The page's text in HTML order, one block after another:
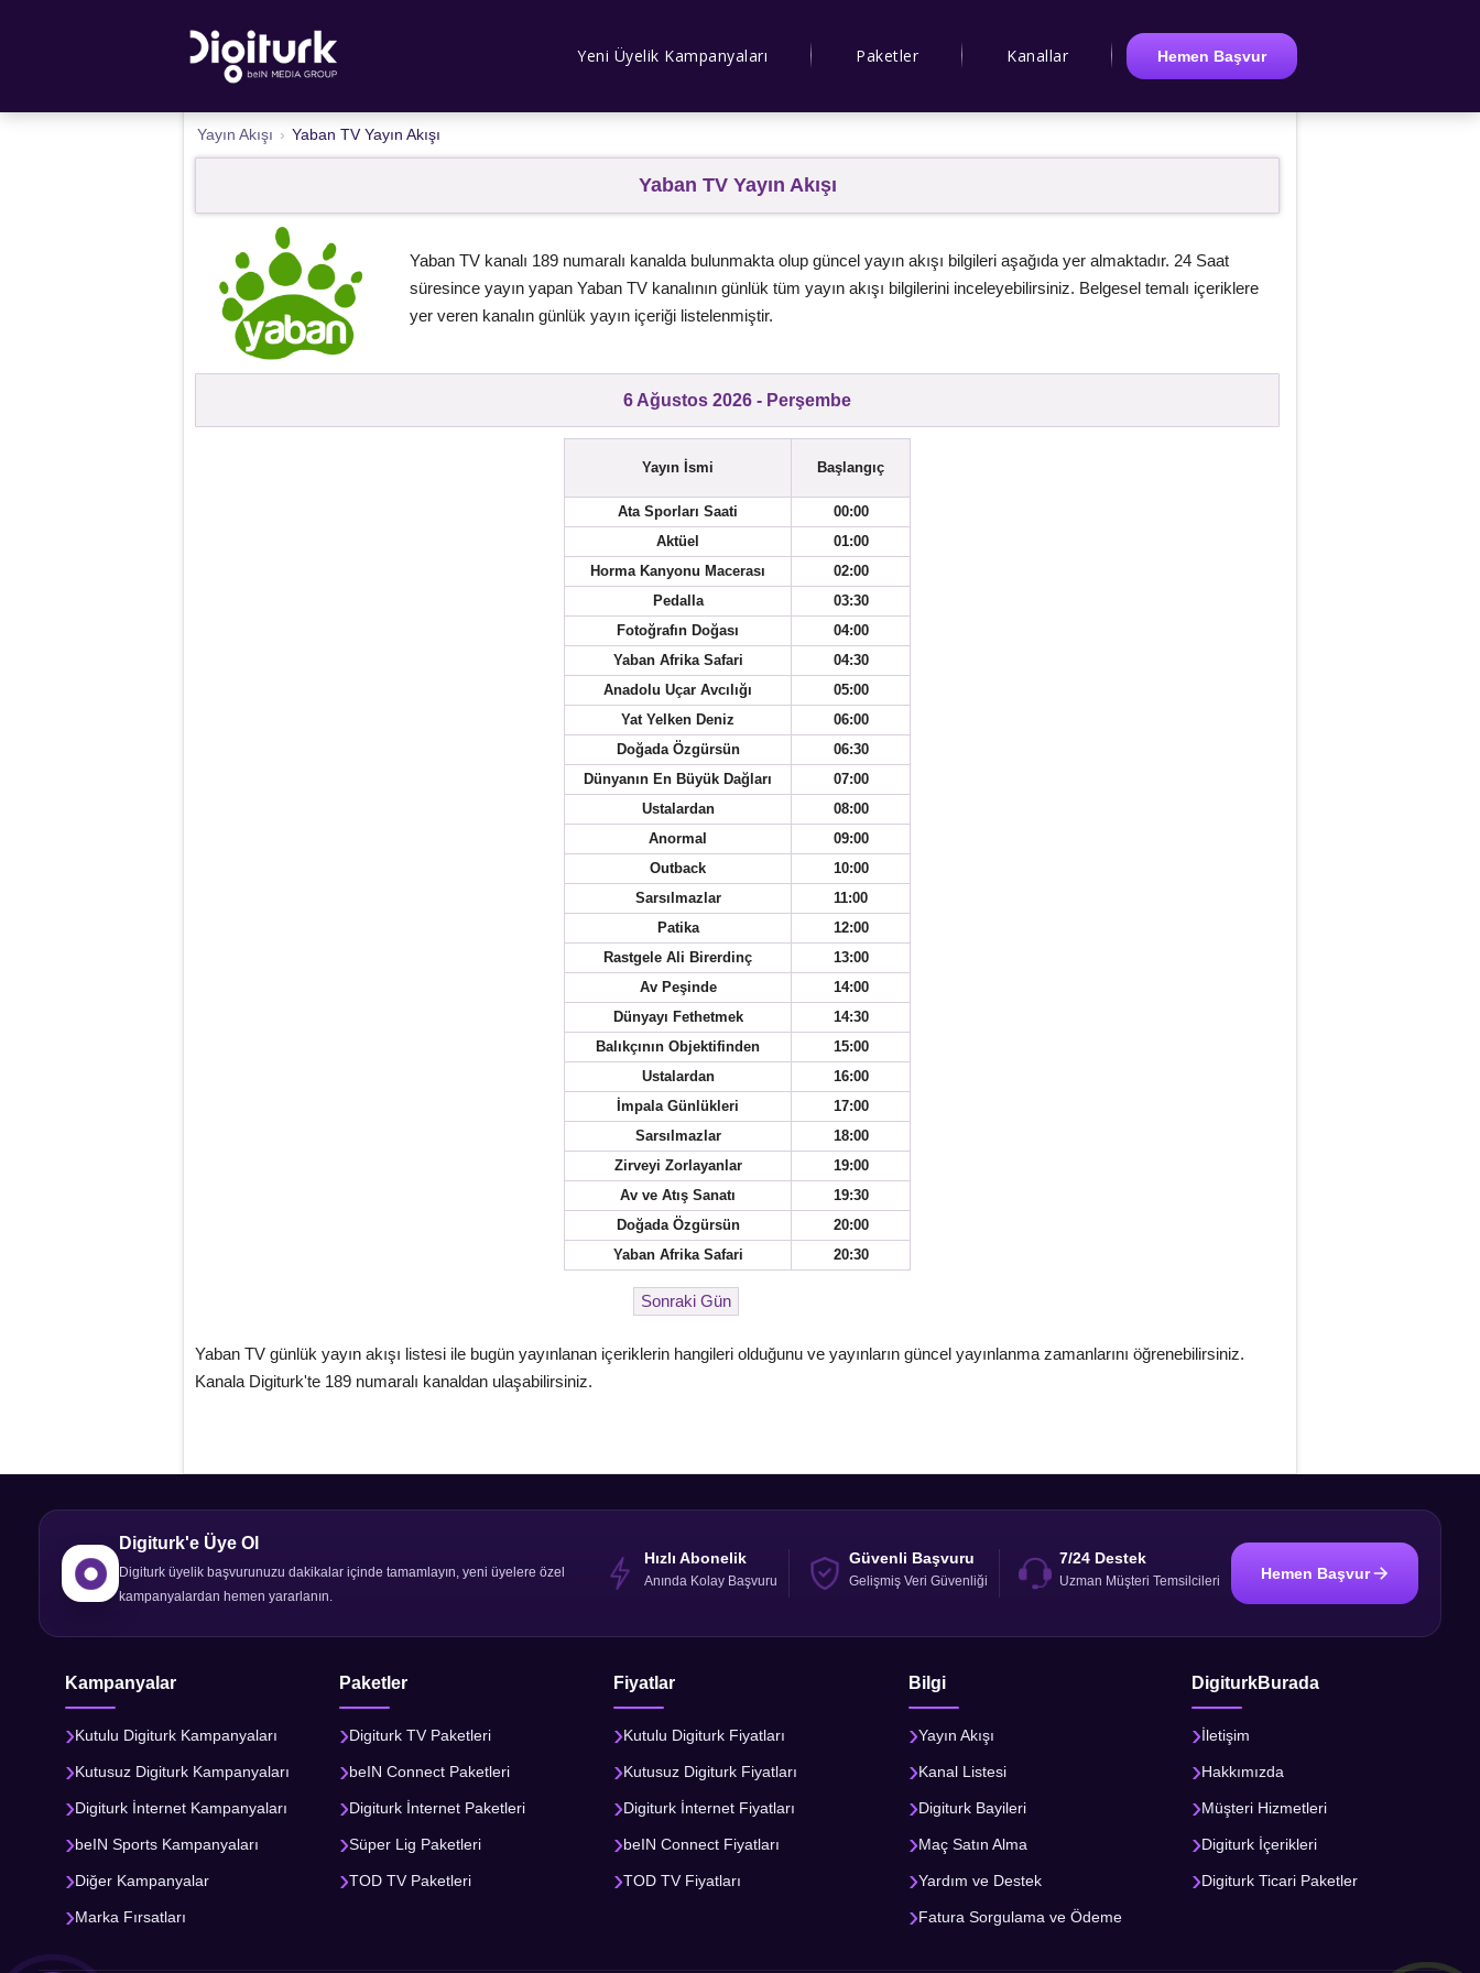
Yeni Üyelik Kampanyaları Paketler Kanallar Hemen Başvur
Yayın Akışı › Yaban TV Yayın Akışı
Yaban TV Yayın Akışı
Yaban TV kanalı 189 numaralı kanalda bulunmakta olup güncel yayın akışı bilgileri aşağıda yer almaktadır. 24 Saat
süresince yayın yapan Yaban TV kanalının günlük tüm yayın akışı bilgilerini inceleyebilirsiniz. Belgesel temalı içeriklere
yer veren kanalın günlük yayın içeriği listelenmiştir.
6 Ağustos 2026 - Perşembe
Yayın İsmi Başlangıç
Ata Sporları Saati
00:00
Aktüel
01:00
Horma Kanyonu Macerası
02:00
Pedalla
03:30
Fotoğrafın Doğası
04:00
Yaban Afrika Safari
04:30
Anadolu Uçar Avcılığı
05:00
Yat Yelken Deniz
06:00
Doğada Özgürsün
06:30
Dünyanın En Büyük Dağları
07:00
Ustalardan
08:00
Anormal
09:00
Outback
10:00
Sarsılmazlar
11:00
Patika
12:00
Rastgele Ali Birerdinç
13:00
Av Peşinde
14:00
Dünyayı Fethetmek
14:30
Balıkçının Objektifinden
15:00
Ustalardan
16:00
İmpala Günlükleri
17:00
Sarsılmazlar
18:00
Zirveyi Zorlayanlar
19:00
Av ve Atış Sanatı
19:30
Doğada Özgürsün
20:00
Yaban Afrika Safari
20:30
Yaban TV günlük yayın akışı listesi ile bugün yayınlanan içeriklerin hangileri olduğunu ve yayınların güncel yayınlanma zamanlarını öğrenebilirsiniz.
Kanala Digiturk'te 189 numaralı kanaldan ulaşabilirsiniz.
Digiturk'e Üye Ol
Digiturk üyelik başvurunuzu dakikalar içinde tamamlayın, yeni üyelere özel
kampanyalardan hemen yararlanın.
Hızlı Abonelik
Anında Kolay Başvuru
Güvenli Başvuru
Gelişmiş Veri Güvenliği
7/24 Destek
Uzman Müşteri Temsilcileri Hemen Başvur
Kampanyalar
Kutulu Digiturk Kampanyaları
Kutusuz Digiturk Kampanyaları
Digiturk İnternet Kampanyaları
beIN Sports Kampanyaları
Diğer Kampanyalar
Marka Fırsatları
Paketler
Digiturk TV Paketleri
beIN Connect Paketleri
Digiturk İnternet Paketleri
Süper Lig Paketleri
TOD TV Paketleri
Fiyatlar
Kutulu Digiturk Fiyatları
Kutusuz Digiturk Fiyatları
Digiturk İnternet Fiyatları
beIN Connect Fiyatları
TOD TV Fiyatları
Bilgi
Yayın Akışı
Kanal Listesi
Digiturk Bayileri
Maç Satın Alma
Yardım ve Destek
Fatura Sorgulama ve Ödeme
DigiturkBurada
İletişim
Hakkımızda
Müşteri Hizmetleri
Digiturk İçerikleri
Digiturk Ticari Paketler